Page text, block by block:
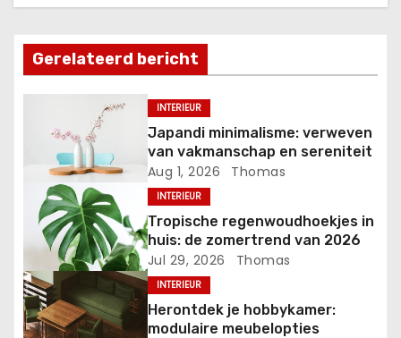
t
n
a
g
a
t
i
Gerelateerd bericht
INTERIEUR
Japandi minimalisme: verweven
van vakmanschap en sereniteit
Aug 1, 2026 Thomas
INTERIEUR
Tropische regenwoudhoekjes in
huis: de zomertrend van 2026
Jul 29, 2026 Thomas
INTERIEUR
Herontdek je hobbykamer:
modulaire meubelopties